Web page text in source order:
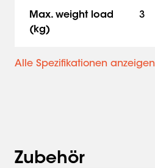
Max. weight load
(kg)
3
Alle Spezifikationen anzeigen
Zubehör